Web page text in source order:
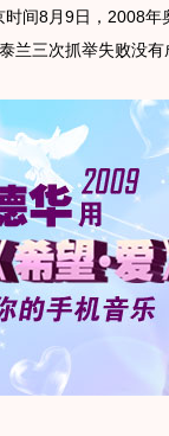
间8月9日，2008年
兰三次抓举失败没有